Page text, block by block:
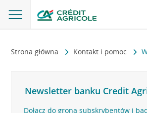
Strona główna Kontakt i pomoc
Newsletter banku Credit
Dołącz do grona subskrybentów i